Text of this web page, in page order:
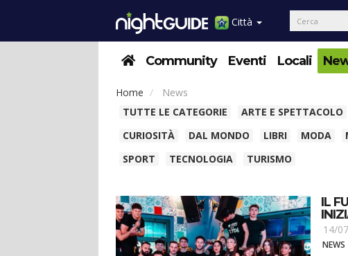
Città
Community Eventi Locali
Home
News
TUTTE LE CATEGORIE
ARTE E SPETTACOLO
CURIOSITÀ
DAL MONDO LIBRI MODA
SPORT
TECNOLOGIA TURISMO
IL
14/
NEWS